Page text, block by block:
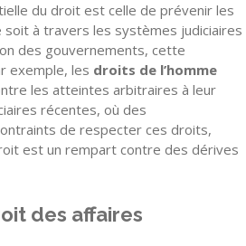
du droit est celle de prévenir les
soit à travers les systèmes judiciaires
des gouvernements, cette
exemple, les droits de l’homme
les atteintes arbitraires à leur
récentes, où des
de respecter ces droits,
est un rempart contre des dérives
des affaires